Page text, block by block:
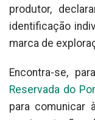
produtor,
identificação
marca de
Encontra-se,
Reservada do
para comunicar